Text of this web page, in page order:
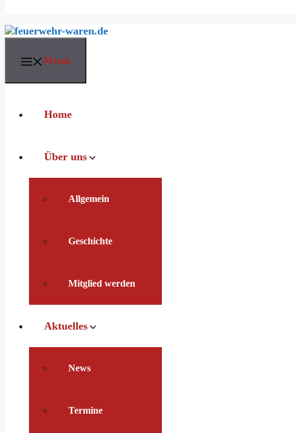
Menü
Home
Über uns
Allgemein
Geschichte
Mitglied werden
Aktuelles
News
Termine